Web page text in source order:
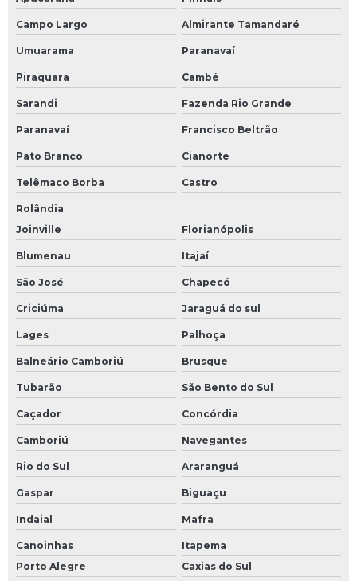
Campo Largo Almirante Tamandaré
Umuarama Paranavaí
Piraquara Cambé
Sarandi Fazenda Rio Grande
Paranavaí Francisco Beltrão
Pato Branco Cianorte
Telêmaco Borba Castro
Rolândia
Joinville
Florianópolis
Blumenau Itajaí
São José Chapecó
Criciúma Jaraguá do sul
Lages Palhoça
Balneário Camboriú Brusque
Tubarão São Bento do Sul
Caçador Concórdia
Camboriú Navegantes
Rio do Sul Araranguá
Gaspar Biguaçu
Indaial Mafra
Canoinhas
Itapema
Porto Alegre
Caxias do Sul